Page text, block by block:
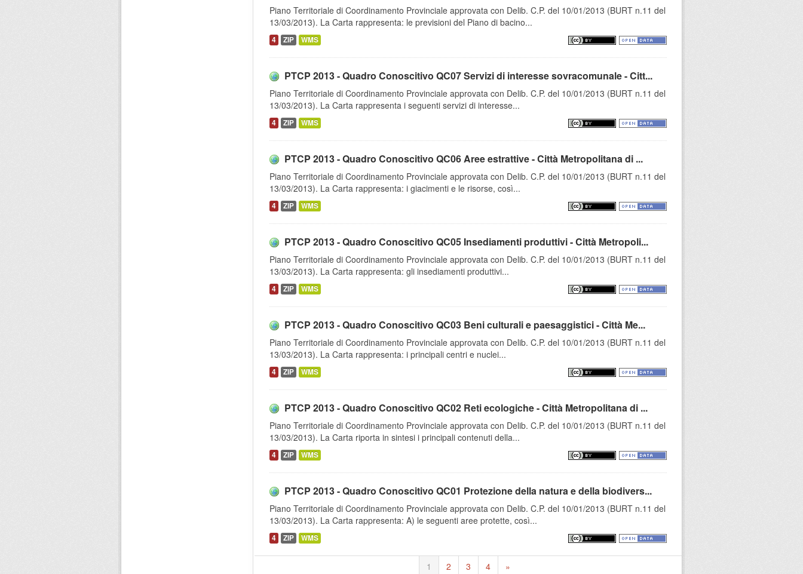
Piano Territoriale di Coordinamento Provinciale approvata con Delib. C.P. del 10/01/2013 (BURT n.11 del
13/03/2013). La Carta rappresenta: le previsioni del Piano di bacino...
4 ZIP WMS
PTCP 2013 - Quadro Conoscitivo QC07 Servizi di interesse sovracomunale - Citt...
Piano Territoriale di Coordinamento Provinciale approvata con Delib. C.P. del 10/01/2013 (BURT n.11 del
13/03/2013). La Carta rappresenta i seguenti servizi di interesse...
4 ZIP WMS
PTCP 2013 - Quadro Conoscitivo QC06 Aree estrattive - Città Metropolitana di ...
Piano Territoriale di Coordinamento Provinciale approvata con Delib. C.P. del 10/01/2013 (BURT n.11 del
13/03/2013). La Carta rappresenta: i giacimenti e le risorse, così...
4 ZIP WMS
PTCP 2013 - Quadro Conoscitivo QC05 Insediamenti produttivi - Città Metropoli...
Piano Territoriale di Coordinamento Provinciale approvata con Delib. C.P. del 10/01/2013 (BURT n.11 del
13/03/2013). La Carta rappresenta: gli insediamenti produttivi...
4 ZIP WMS
PTCP 2013 - Quadro Conoscitivo QC03 Beni culturali e paesaggistici - Città Me...
Piano Territoriale di Coordinamento Provinciale approvata con Delib. C.P. del 10/01/2013 (BURT n.11 del
13/03/2013). La Carta rappresenta: i principali centri e nuclei...
4 ZIP WMS
PTCP 2013 - Quadro Conoscitivo QC02 Reti ecologiche - Città Metropolitana di ...
Piano Territoriale di Coordinamento Provinciale approvata con Delib. C.P. del 10/01/2013 (BURT n.11 del
13/03/2013). La Carta riporta in sintesi i principali contenuti della...
4 ZIP WMS
PTCP 2013 - Quadro Conoscitivo QC01 Protezione della natura e della biodivers...
Piano Territoriale di Coordinamento Provinciale approvata con Delib. C.P. del 10/01/2013 (BURT n.11 del
13/03/2013). La Carta rappresenta: A) le seguenti aree protette, così...
4 ZIP WMS
1 2 3 4 »